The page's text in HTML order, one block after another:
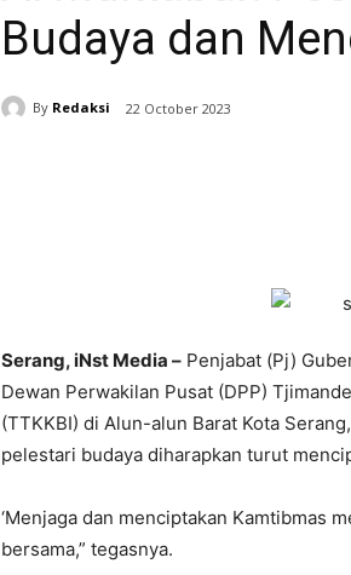
Budaya dan
By Redaksi 22 October 2023
Serang, iNst Media – Penjabat (Pj)
Dewan Perwakilan Pusat (DPP)
(TTKKBI) di Alun-alun Barat Kota
pelestari budaya diharapkan turut
‘Menjaga dan menciptakan Kamtibmas
bersama,” tegasnya.